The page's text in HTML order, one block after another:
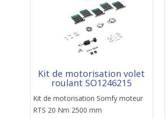
Kit de motorisation volet
roulant SO1246215
Kit de motorisation Somfy moteur
RTS 20 Nm 2500 mm